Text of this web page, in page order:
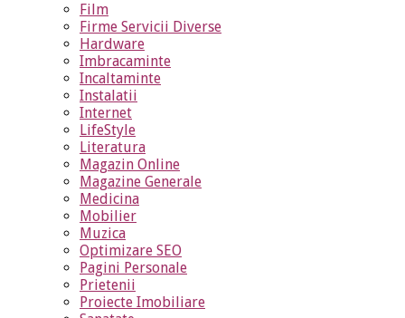
Film
Firme Servicii Diverse
Hardware
Imbracaminte
Incaltaminte
Instalatii
Internet
LifeStyle
Literatura
Magazin Online
Magazine Generale
Medicina
Mobilier
Muzica
Optimizare SEO
Pagini Personale
Prietenii
Proiecte Imobiliare